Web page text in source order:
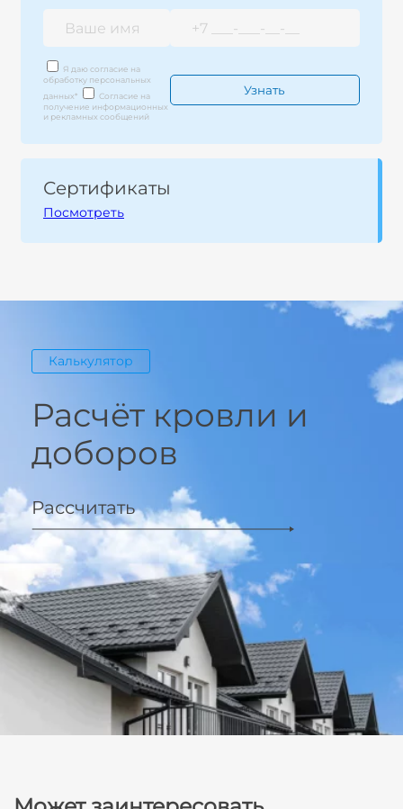
Я даю согласие на
обработку персональных
данных*
Согласие на
получение информационных
и рекламных сообщений
Сертификаты
Посмотреть
Калькулятор
Расчёт кровли и
доборов
Рассчитать